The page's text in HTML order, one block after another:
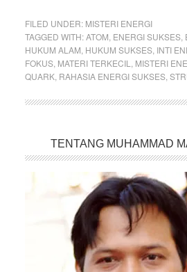
FILED UNDER: MISTERI ENERGI
TAGGED WITH:ATOM ENERGI SUKSES,
HUKUM ALAM HUKUM SUKSES, INTI
FOKUS, MATERI TERKECIL MISTERI
QUARK, RAHASIA ENERGI SUKSES,
TENTANG MUHAMMAD